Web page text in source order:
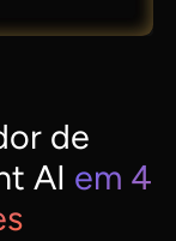
de
AI em 4